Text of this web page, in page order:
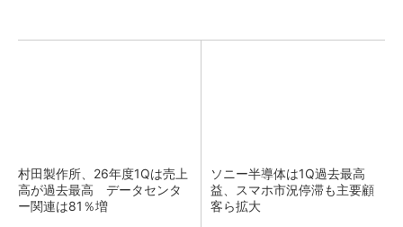
村田製作所、26年度1Qは売上
高が過去最高 データセンタ
ー関連は81％増
ソニー半導体は1Q過去最高
益、スマホ市況停滞も主要顧
客ら拡大